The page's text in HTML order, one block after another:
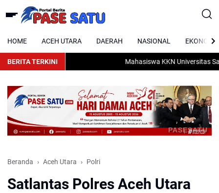
HOME ACEH UTARA DAERAH NASIONAL EKONOMI
BERITA TERKINI Mahasiswa KKN Universitas
PASESATU
Beranda Aceh Utara Polri
Satlantas Polres Aceh Utara